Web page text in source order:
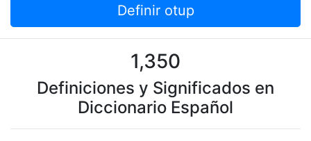
Definir otup
1,350
Definiciones y Significados en
Diccionario Español